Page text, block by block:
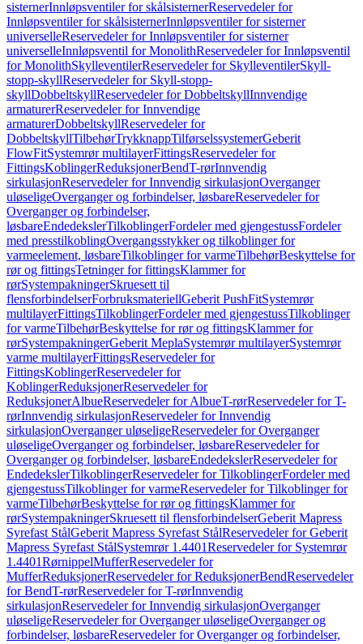
sisternerInnløpsventiler for skålsisternerReservedeler for
Innløpsventiler for skålsisternerInnløpsventiler for sisterner
universelleReservedeler for Innløpsventiler for sisterner
universelleInnløpsventil for MonolithReservedeler for Innløpsventil
for MonolithSkylleventilerReservedeler for SkylleventilerSkyll-
stopp-skyllReservedeler for Skyll-stopp-
skyllDobbeltskyllReservedeler for DobbeltskyllInnvendige
armaturerReservedeler for Innvendige
armaturerDobbeltskyllReservedeler for
DobbeltskyllTilbehørTrykknappTilførselssystemerGeberit
FlowFitSystemrør multilayerFittingsReservedeler for
FittingsKoblingerReduksjonerBendT-rørInnvendig
sirkulasjonReservedeler for Innvendig sirkulasjonOverganger
uløseligeOverganger og forbindelser, løsbareReservedeler for
Overganger og forbindelser,
løsbareEndedekslerTilkoblingerFordeler med gjengestussFordeler
med presstilkoblingOvergangsstykker og tilkoblinger for
varmeelement, løsbareTilkoblinger for varmeTilbehørBeskyttelse for
rør og fittingsTetninger for fittingsKlammer for
rørSystempakningerSkruesett til
flensforbindelserForbruksmateriellGeberit PushFitSystemrør
multilayerFittingsTilkoblingerFordeler med gjengestussTilkoblinger
for varmeTilbehørBeskyttelse for rør og fittingsKlammer for
rørSystempakningerGeberit MeplaSystemrør multilayerSystemrør
varme multilayerFittingsReservedeler for
FittingsKoblingerReservedeler for
KoblingerReduksjonerReservedeler for
ReduksjonerAlbueReservedeler for AlbueT-rørReservedeler for T-
rørInnvendig sirkulasjonReservedeler for Innvendig
sirkulasjonOverganger uløseligeReservedeler for Overganger
uløseligeOverganger og forbindelser, løsbareReservedeler for
Overganger og forbindelser, løsbareEndedekslerReservedeler for
EndedekslerTilkoblingerReservedeler for TilkoblingerFordeler med
gjengestussTilkoblinger for varmeReservedeler for Tilkoblinger for
varmeTilbehørBeskyttelse for rør og fittingsKlammer for
rørSystempakningerSkruesett til flensforbindelserGeberit Mapress
Syrefast StålGeberit Mapress Syrefast StålReservedeler for Geberit
Mapress Syrefast StålSystemrør 1.4401Reservedeler for Systemrør
1.4401RørnippelMufferReservedeler for
MufferReduksjonerReservedeler for ReduksjonerBendReservedeler
for BendT-rørReservedeler for T-rørInnvendig
sirkulasjonReservedeler for Innvendig sirkulasjonOverganger
uløseligeReservedeler for Overganger uløseligeOverganger og
forbindelser, løsbareReservedeler for Overganger og forbindelser,